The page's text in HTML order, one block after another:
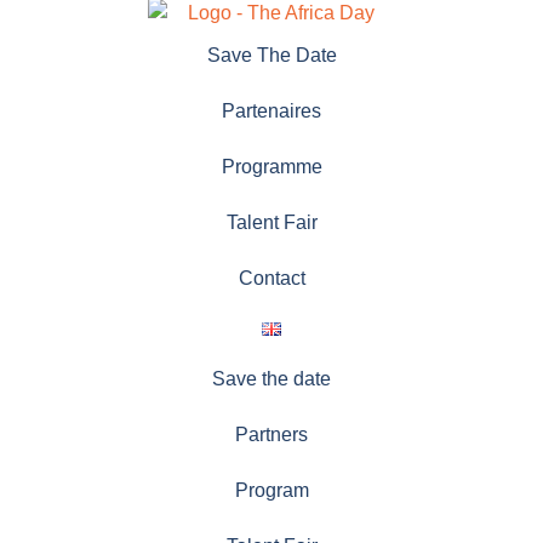
Save The Date
Partenaires
Programme
Talent Fair
Contact
Save the date
Partners
Program